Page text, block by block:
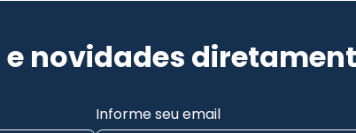
e novidades
Informe seu email